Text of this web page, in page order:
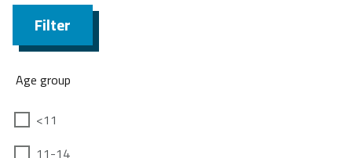
Filter
Age group
<11
11-14